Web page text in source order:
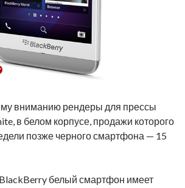
вниманию рендеры для прессы
в белом корпусе, продажи которого
позже черного смартфона — 15
белый смартфон имеет